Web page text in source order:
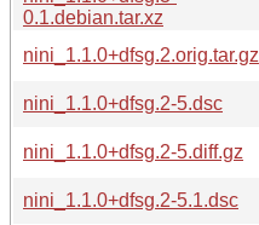
0.1.debian.tar.xz
nini_1.1.0+dfsg.2.orig.tar.gz
nini_1.1.0+dfsg.2-5.dsc
nini_1.1.0+dfsg.2-5.diff.gz
nini_1.1.0+dfsg.2-5.1.dsc